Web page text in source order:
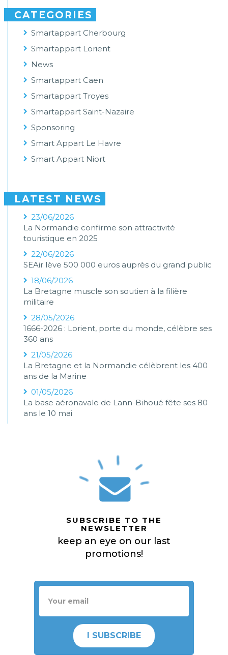
CATEGORIES
Smartappart Cherbourg
Smartappart Lorient
News
Smartappart Caen
Smartappart Troyes
Smartappart Saint-Nazaire
Sponsoring
Smart Appart Le Havre
Smart Appart Niort
LATEST NEWS
23/06/2026
La Normandie confirme son attractivité
touristique en 2025
22/06/2026
SEAir lève 500 000 euros auprès du grand public
18/06/2026
La Bretagne muscle son soutien à la filière
militaire
28/05/2026
1666-2026 : Lorient, porte du monde, célèbre ses
360 ans
21/05/2026
La Bretagne et la Normandie célèbrent les 400
ans de la Marine
01/05/2026
La base aéronavale de Lann-Bihoué fête ses 80
ans le 10 mai
SUBSCRIBE TO THE
NEWSLETTER
keep an eye on our last
promotions!
I SUBSCRIBE